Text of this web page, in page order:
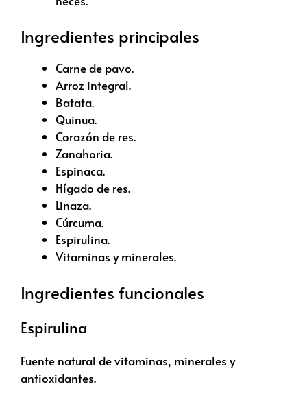
Ingredientes principales
Carne de pavo.
Arroz integral.
Batata.
Quinua.
Corazón de res.
Zanahoria.
Espinaca.
Hígado de res.
Linaza.
Cúrcuma.
Espirulina.
Vitaminas y minerales.
Ingredientes funcionales
Espirulina
Fuente natural de vitaminas, minerales y
antioxidantes.